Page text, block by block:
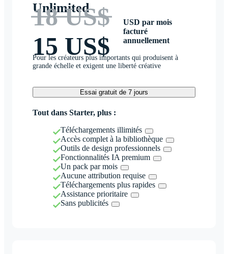
Unlimited
18 US$
15 US$
USD par mois
facturé
annuellement
Pour les créateurs plus importants qui produisent à
grande échelle et exigent une liberté créative
Essai gratuit de 7 jours
Tout dans Starter, plus :
Téléchargements illimités
Accès complet à la bibliothèque
Outils de design professionnels
Fonctionnalités IA premium
Un pack par mois
Aucune attribution requise
Téléchargements plus rapides
Assistance prioritaire
Sans publicités